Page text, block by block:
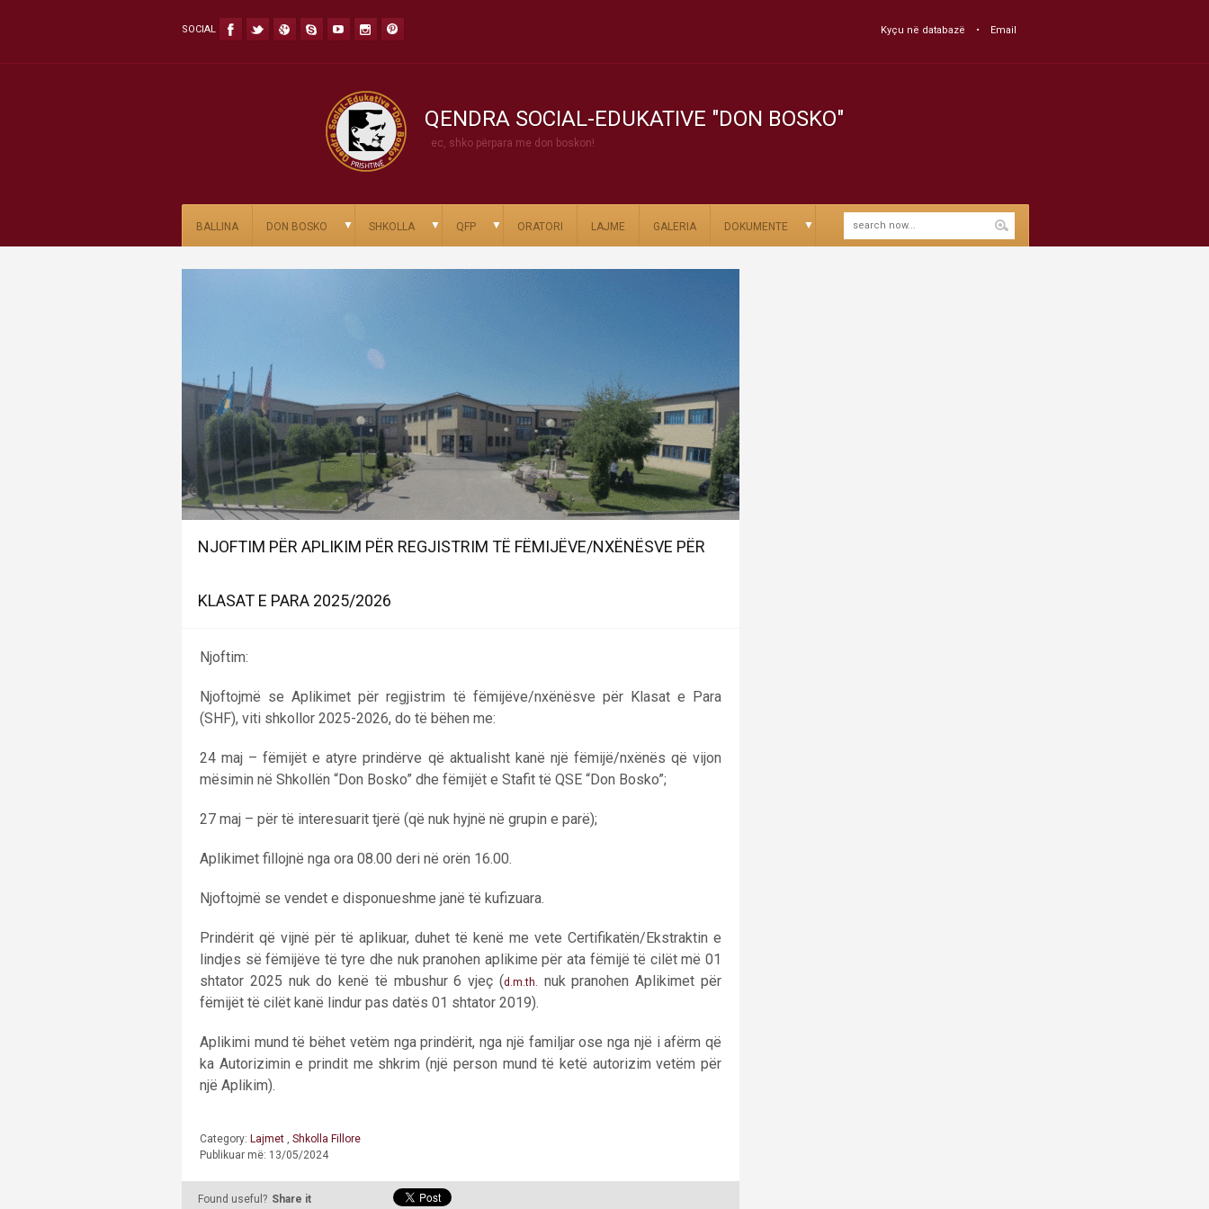
SOCIAL Kyçu në databazë Email
QENDRA SOCIAL-EDUKATIVE "DON BOSKO"
ec, shko përpara me don boskon!
BALLINA DON BOSKO ▼ SHKOLLA ▼ QFP ▼ ORATORI LAJME GALERIA DOKUMENTE ▼
NJOFTIM PËR APLIKIM PËR REGJISTRIM TË FËMIJËVE/NXËNËSVE PËR
KLASAT E PARA 2025/2026
Njoftim:
Njoftojmë se Aplikimet për regjistrim të fëmijëve/nxënësve për Klasat e Para
(SHF), viti shkollor 2025-2026, do të bëhen me:
24 maj – fëmijët e atyre prindërve që aktualisht kanë një fëmijë/nxënës që vijon
mësimin në Shkollën “Don Bosko” dhe fëmijët e Stafit të QSE “Don Bosko”;
27 maj – për të interesuarit tjerë (që nuk hyjnë në grupin e parë);
Aplikimet fillojnë nga ora 08.00 deri në orën 16.00.
Njoftojmë se vendet e disponueshme janë të kufizuara.
Prindërit që vijnë për të aplikuar, duhet të kenë me vete Certifikatën/Ekstraktin e
lindjes së fëmijëve të tyre dhe nuk pranohen aplikime për ata fëmijë të cilët më 01
shtator 2025 nuk do kenë të mbushur 6 vjeç (d.m.th. nuk pranohen Aplikimet për
fëmijët të cilët kanë lindur pas datës 01 shtator 2019).
Aplikimi mund të bëhet vetëm nga prindërit, nga një familjar ose nga një i afërm që
ka Autorizimin e prindit me shkrim (një person mund të ketë autorizim vetëm për
një Aplikim).
Category: Lajmet , Shkolla Fillore
Publikuar më: 13/05/2024
Found useful? Share it